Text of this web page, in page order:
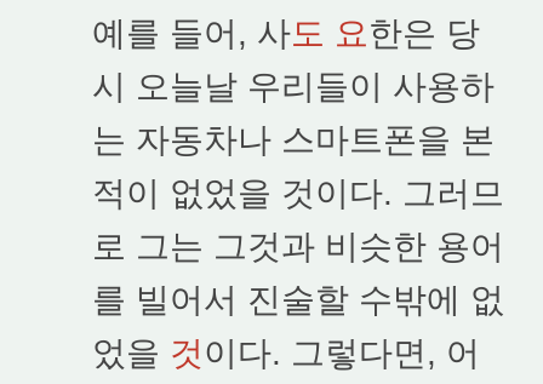
예를 들어, 사도 요한은 당
시 오늘날 우리들이 사용하
는 자동차나 스마트폰을 본
적이 없었을 것이다. 그러므
로 그는 그것과 비슷한 용어
를 빌어서 진술할 수밖에 없
었을 것이다. 그렇다면, 어